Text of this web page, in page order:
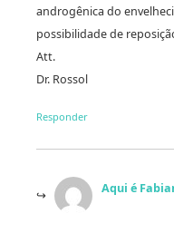
androgênica do
possibilidade de
Att.
Dr. Rossol
Responder
Aqui é